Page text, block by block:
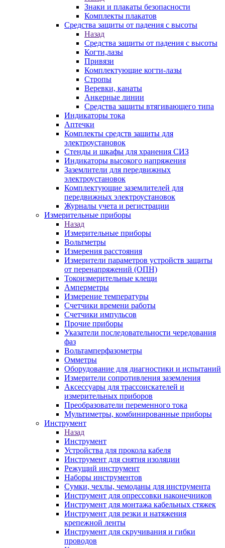
Знаки и плакаты безопасности
Комплекты плакатов
Средства защиты от падения с высоты
Назад
Средства защиты от падения с высоты
Когти,лазы
Привязи
Комплектующие когти-лазы
Стропы
Веревки, канаты
Анкерные линии
Средства защиты втягивающего типа
Индикаторы тока
Аптечки
Комплекты средств защиты для
электроустановок
Стенды и шкафы для хранения СИЗ
Индикаторы высокого напряжения
Заземлители для передвижных
электроустановок
Комплектующие заземлителей для
передвижных электроустановок
Журналы учета и регистрации
Измерительные приборы
Назад
Измерительные приборы
Вольтметры
Измерения расстояния
Измерители параметров устройств защиты
от перенапряжений (ОПН)
Токоизмерительные клещи
Амперметры
Измерение температуры
Счетчики времени работы
Счетчики импульсов
Прочие приборы
Указатели последовательности чередования
фаз
Вольтамперфазометры
Омметры
Оборудование для диагностики и испытаний
Измерители сопротивления заземления
Аксессуары для трассоискателей и
измерительных приборов
Преобразователи переменного тока
Мультиметры, комбинированные приборы
Инструмент
Назад
Инструмент
Устройства для прокола кабеля
Инструмент для снятия изоляции
Режущий инструмент
Наборы инструментов
Сумки, чехлы, чемоданы для инструмента
Инструмент для опрессовки наконечников
Инструмент для монтажа кабельных стяжек
Инструмент для резки и натяжения
крепежной ленты
Инструмент для скручивания и гибки
проводов